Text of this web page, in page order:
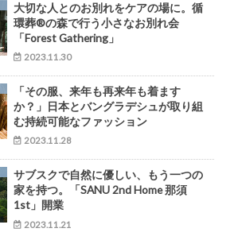
大切な人とのお別れをケアの場に。循
環葬®︎の森で行う小さなお別れ会
「Forest Gathering」
2023.11.30
「その服、来年も再来年も着ます
か？」日本とバングラデシュが取り組
む持続可能なファッション
2023.11.28
サブスクで自然に優しい、もう一つの
家を持つ。「SANU 2nd Home 那須
1st」開業
2023.11.21